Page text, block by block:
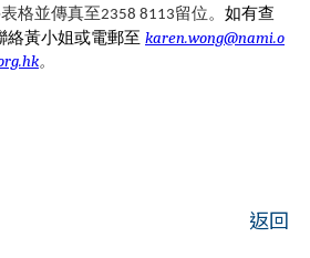
格並傳真至2358 8113留位。 如有查
絡黃小姐或電郵至 karen.wong@nami.o
。
返回